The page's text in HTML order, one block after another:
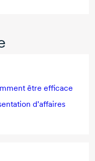
être efficace
d’affaires